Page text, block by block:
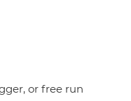
or free run